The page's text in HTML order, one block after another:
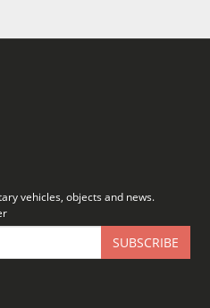
vehicles, objects and news.